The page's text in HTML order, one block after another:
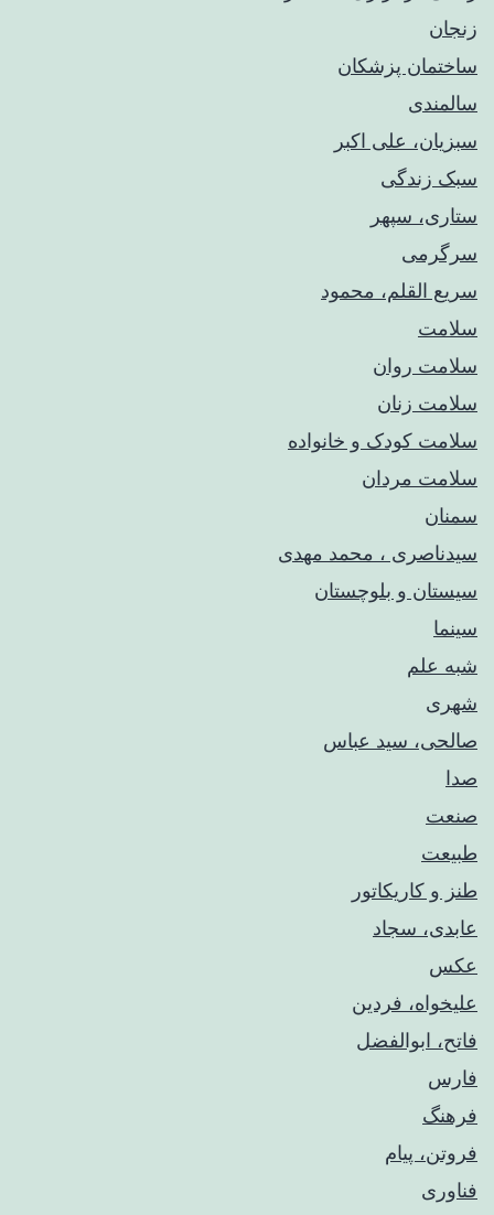
زنجان
ساختمان پزشکان
سالمندی
سبزیان، علی اکبر
سبک زندگی
ستاری، سپهر
سرگرمی
سریع القلم، محمود
سلامت
سلامت روان
سلامت زنان
سلامت کودک‌ و خانواده
سلامت مردان
سمنان
سیدناصری ، محمد مهدی
سیستان و بلوچستان
سینما
شبه علم
شهری
صالحی، سید عباس
صدا
صنعت
طبیعت
طنز و کاریکاتور
عابدی، سجاد
عکس
علیخواه، فردین
فاتح، ابوالفضل
فارس
فرهنگ
فروتن، پیام
فناوری